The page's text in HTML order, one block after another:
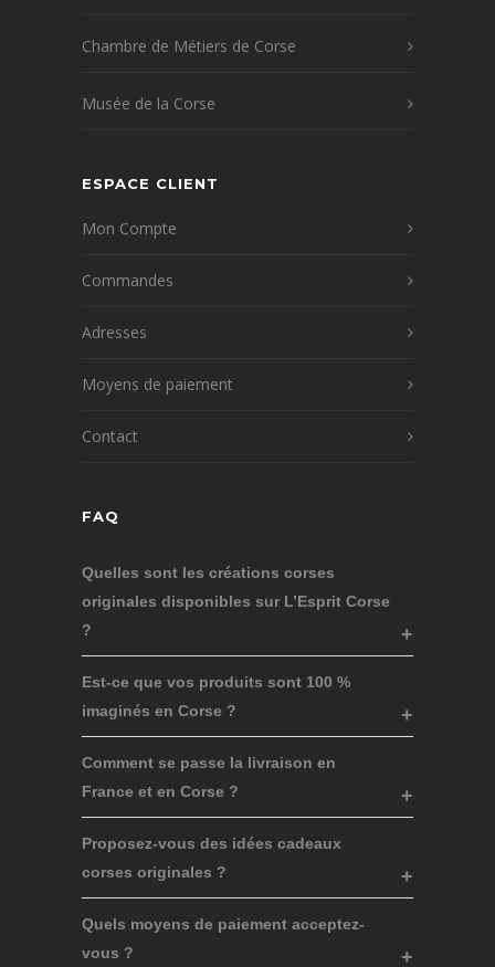
Chambre de Métiers de Corse
Musée de la Corse
ESPACE CLIENT
Mon Compte
Commandes
Adresses
Moyens de paiement
Contact
FAQ
Quelles sont les créations corses
originales disponibles sur L’Esprit Corse
?
Est-ce que vos produits sont 100 %
imaginés en Corse ?
Comment se passe la livraison en
France et en Corse ?
Proposez-vous des idées cadeaux
corses originales ?
Quels moyens de paiement acceptez-
vous ?